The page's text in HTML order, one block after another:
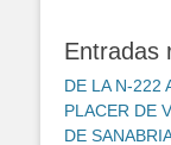
Entradas
DE LA N-222
PLACER DE
DE